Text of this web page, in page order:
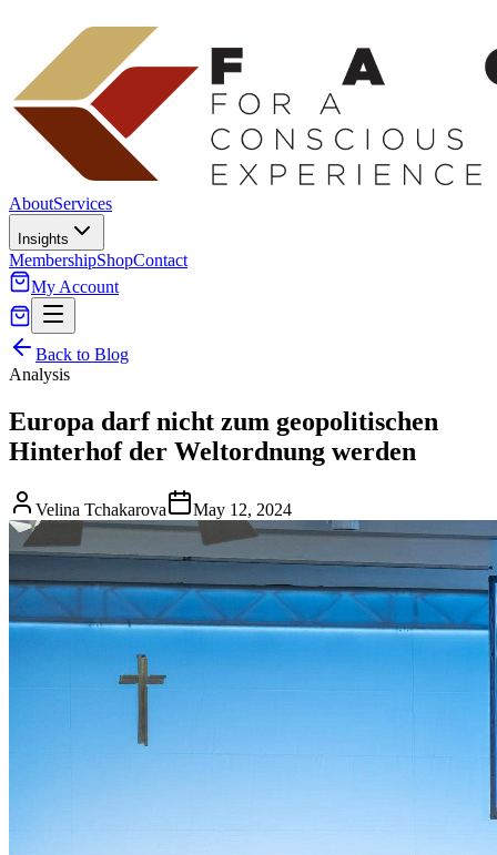
AboutServices
Insights
MembershipShopContact
My Account
Back to Blog
Analysis
Europa darf nicht zum geopolitischen
Hinterhof der Weltordnung werden
Velina Tchakarova May 12, 2024